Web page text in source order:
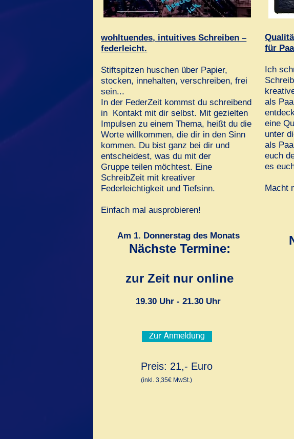
wohltuendes, intuitives Schreiben –
federleicht.
Stiftspitzen huschen über Papier,
stocken, innehalten, verschreiben, frei
sein...
In der FederZeit kommst du schreibend
in Kontakt mit dir selbst. Mit gezielten
Impulsen zu einem Thema, heißt du die
Worte willkommen, die dir in den Sinn
kommen. Du bist ganz bei dir und
entscheidest, was du mit der
Gruppe teilen möchtest. Eine
SchreibZeit mit kreativer
Federleichtigkeit und Tiefsinn.
Einfach mal ausprobieren!
Am 1. Donnerstag des Monats
Nächste Termine:
zur Zeit nur online
19.30 Uhr - 21.30 Uhr
Zur Anmeldung
Preis: 21,- Euro
(inkl. 3,35€ MwSt.)
für
Ich
als
eine
unter
als
euch
es
Macht